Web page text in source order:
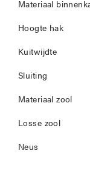
Materiaal
Hoogte hak
Kuitwijdte
Sluiting
Materiaal zool
Losse zool
Neus